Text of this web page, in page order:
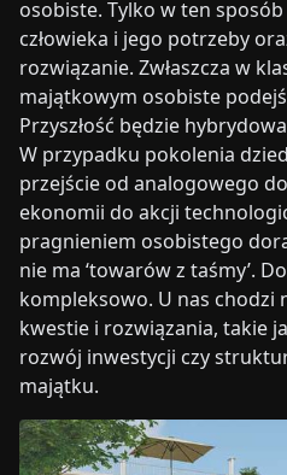
osobiste. Tylko w ten
człowieka i jego potrzeby
rozwiązanie. Zwłaszcza w
majątkowym osobiste
Przyszłość będzie
W przypadku pokolenia
przejście od analogowego
ekonomii do akcji
pragnieniem osobistego
nie ma ‘towarów z taśmy’.
kompleksowo. U nas chodzi
kwestie i rozwiązania, takie
rozwój inwestycji czy
majątku.